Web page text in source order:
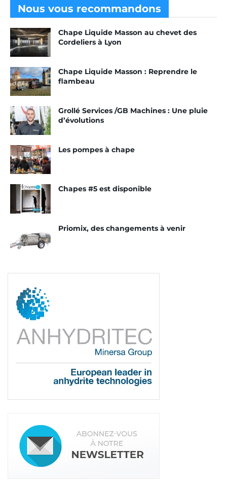
traditionnelle
Lancy : Un réseau, deux
marques
Priomix : En mouvement
Putzmeister : Large gamme
Turbosol : Pour les gros
volumes
Weber Pompe : Nouveau
concept
r la partie chape, par PL2M. Stéphane Francotte,
chef produit de la spécialité, nous présente la
gamme Putzmeister.
traditionnelles ?
Stéphane Francotte :
conçus pour durer. Et ont une valeur de revente
élevée. Ces équipements sont distribués dans le
monde entier. Et donc utilisés dans des conditions
très différentes et souvent extrêmes. Bénéficiant
de cette expérience, le Mixokret allie à la fois
performance et fiabilité.
Lire aussi : PL2M : Lancy, Putzmeister et
fluides ?
Nous proposons une large gamme avec trois
modèles de pompes à chape fluide, toutes
Nous vous recommandons
Chape Liquide Masson au chevet des
Cordeliers à Lyon
Chape Liquide Masson : Reprendre le
flambeau
Grollé Services /GB Machines : Une pluie
d’évolutions
Les pompes à chape
Chapes #5 est disponible
Priomix, des changements à venir